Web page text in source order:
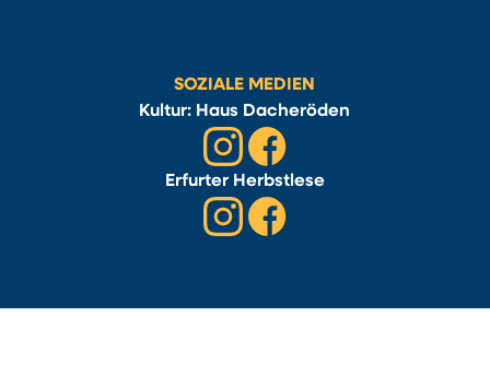
SOZIALE MEDIEN
Kultur: Haus Dacheröden
Erfurter Herbstlese